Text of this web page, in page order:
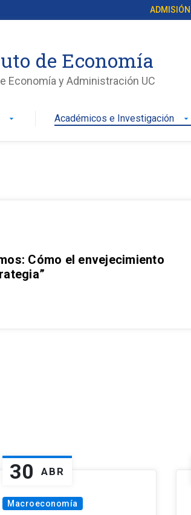
ADMISIÓN
de Economía
Economía y Administración UC
arrow_drop_down Académicos e Investigación arrow_drop_down
Cómo el envejecimiento
30 ABR
Macroeconomía